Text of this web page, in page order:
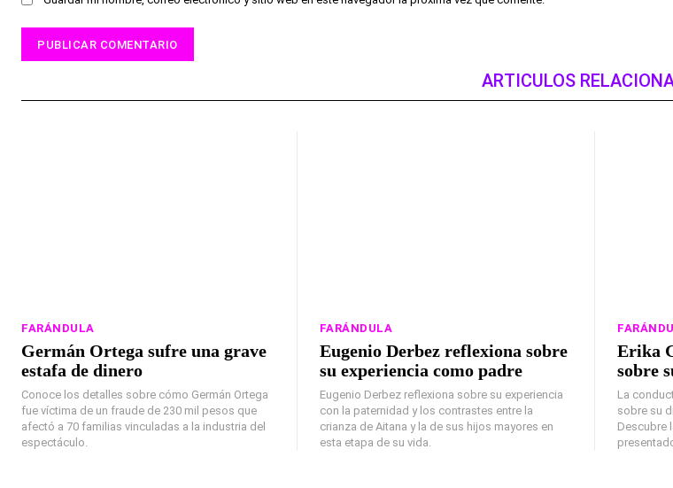
ARTICULOS
FARÁNDULA
Germán Ortega sufre una grave
estafa de dinero
Conoce los detalles sobre cómo Germán Ortega
fue víctima de un fraude de 230 mil pesos que
afectó a 70 familias vinculadas a la industria del
espectáculo.
FARÁNDULA
Eugenio Derbez reflexiona sobre
su experiencia como padre
Eugenio Derbez reflexiona sobre su experiencia
con la paternidad y los contrastes entre la
crianza de Aitana y la de sus hijos mayores en
esta etapa de su vida.
Erika
sobre
La
sobre su
Descubre